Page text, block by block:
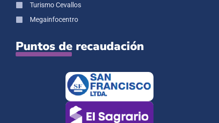
Turismo Cevallos
Megainfocentro
Puntos de recaudación